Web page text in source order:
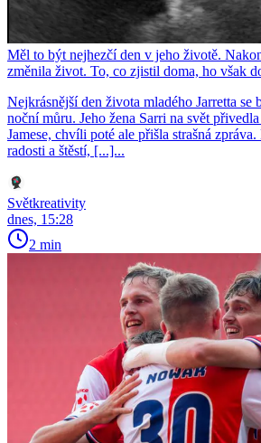
Měl to být nejhezčí den v jeho životě.
změnila život. To, co zjistil doma, ho však
Nejkrásnější den života mladého Jarretta se
noční můru. Jeho žena Sarri na svět
Jamese, chvíli poté ale přišla strašná
radosti a štěstí, [...]...
Světkreativity
dnes, 15:28
2 min